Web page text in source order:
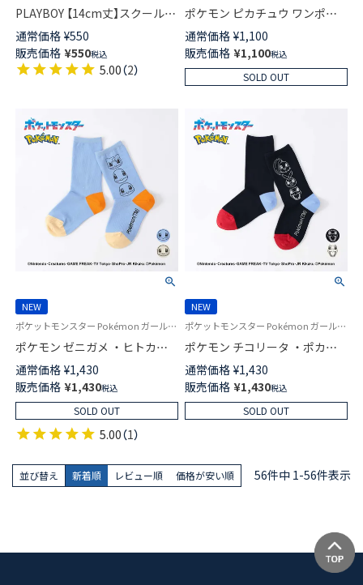
PLAYBOY 【14cm丈】スクールソ
ックス ワンポイント 片面刺繍
入り リブ レディース 【365日最
短翌日発送】03737750
通常価格 ¥550
販売価格 ¥550税込
5.00（2）
ポケモン ピカチュウ ワンポイ
ント ショート丈 ソックス キッ
ズ 04147307
通常価格 ¥1,100
販売価格 ¥1,100税込
SOLD OUT
NEW
ポケットモンスター Pokémon ガールズ ボーイズ 子供
ポケモン ゼニガメ ・ヒトカゲ
・フシギダネ プリント クルー
丈 ソックス キッズ 04147311
通常価格 ¥1,430
販売価格 ¥1,430税込
SOLD OUT
5.00（1）
NEW
ポケットモンスター Pokémon ガールズ ボーイズ ギフト
ポケモン チコリータ ・ポカブ
・ワニノコ プリント クルー丈
ソックス キッズ 04147310
通常価格 ¥1,430
販売価格 ¥1,430税込
SOLD OUT
並び替え 新着順 レビュー順 価格が安い順 56件中 1-56件表示